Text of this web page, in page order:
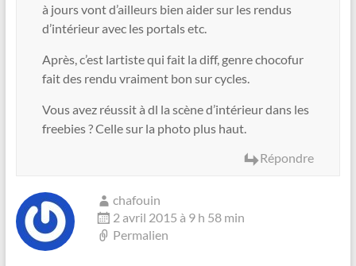
à jours vont d’ailleurs bien aider sur les rendus
d’intérieur avec les portals etc.
Après, c’est lartiste qui fait la diff, genre chocofur
fait des rendu vraiment bon sur cycles.
Vous avez réussit à dl la scène d’intérieur dans les
freebies ? Celle sur la photo plus haut.
Répondre
chafouin
2 avril 2015 à 9 h 58 min
Permalien